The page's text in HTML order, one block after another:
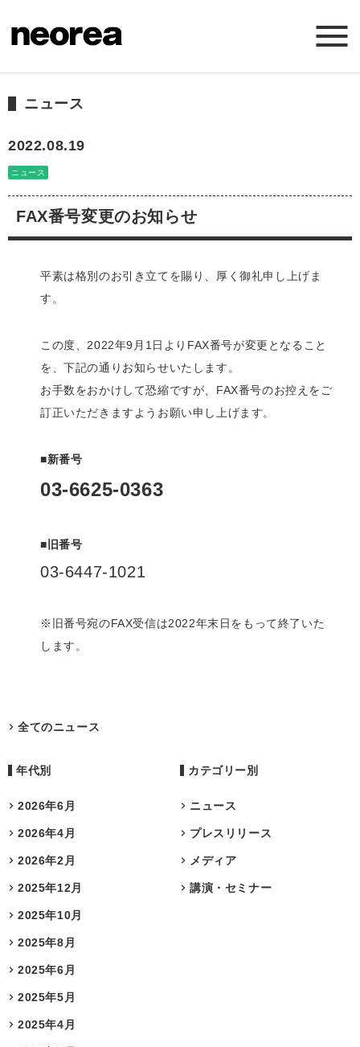
ニュース
サービス
会社概要
ニュース
2022.08.19
ニュース
FAX番号変更のお知らせ
平素は格別のお引き立てを賜り、厚く御礼申し上げま
す。
この度、2022年9月1日よりFAX番号が変更となること
を、下記の通りお知らせいたします。
お手数をおかけして恐縮ですが、FAX番号のお控えをご
訂正いただきますようお願い申し上げます。
■新番号
03-6625-0363
■旧番号
03-6447-1021
※旧番号宛のFAX受信は2022年末日をもって終了いた
します。
全てのニュース
年代別
2026年6月
2026年4月
2026年2月
2025年12月
2025年10月
2025年8月
2025年6月
2025年5月
2025年4月
カテゴリー別
ニュース
プレスリリース
メディア
講演・セミナー